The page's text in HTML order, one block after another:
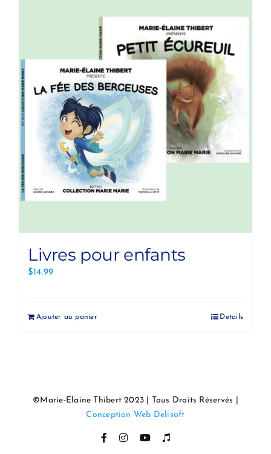
Livres pour enfants
$14.99
Ajouter au panier Details
©Marie-Elaine Thibert 2023 | Tous Droits Réservés |
Conception Web Delisoft
FacebookInstagramYouTube